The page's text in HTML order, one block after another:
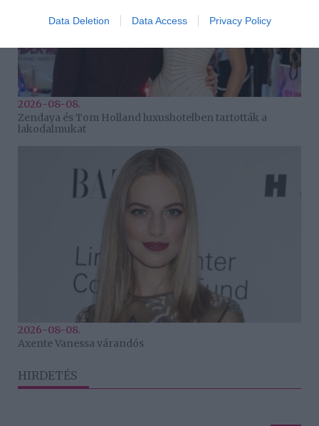
Data Deletion Data Access Privacy Policy
2026-08-08.
Zendaya és Tom Holland luxushotelben tartották a
lakodalmukat
2026-08-08.
Axente Vanessa várandós
HIRDETÉS